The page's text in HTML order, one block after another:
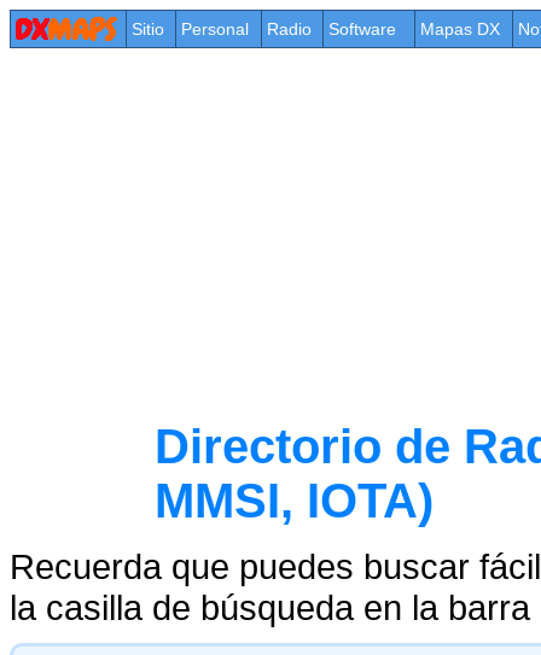
Sitio Personal Radio Software Mapas DX
Directorio de
MMSI, IOTA)
Recuerda que puedes buscar
la casilla de búsqueda en la